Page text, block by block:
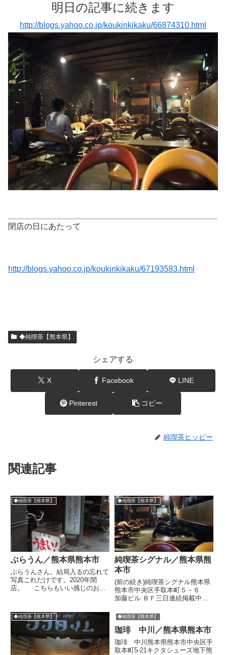
明日の記事に続きます
http://blogs.yahoo.co.jp/koukinkikaku/66874310.html
閉店の日にあたって
http://blogs.yahoo.co.jp/koukinkikaku/67193583.html
◆純喫茶【熊本県】
シェアする
X Facebook LINE
Pinterest コピー
純喫茶ヒッピー
関連記事
◆純喫茶【熊本県】
ぶらうん／熊本県熊本市
ぶらうんさん。結局入るの忘れて
写真これだけです。2020年閉
店。 こちらもいい感じのお店
料理とらやさん
◆純喫茶【熊本県】
純喫茶シグナル／熊本県熊
本市
(前の続き)純喫茶シグナル熊本県
熊本市中央区手取本町５－６
加藤ビル ＢＦ三日連続掲載中の
写真とブログの許可をもらってい
るものの、あまりのかっこ良さ
に、ずいぶん写真を撮っていたよ
うです。今回はチェアの写真を
中...
◆純喫茶【熊本県】 ◆純喫茶【熊本県】
珈琲 中川／熊本県熊本市
珈琲 中川熊本県熊本市中央区手
取本町5-21キクタシューズ地下熊